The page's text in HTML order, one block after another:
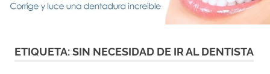
con
y
ETIQUETA:SIN NECESIDAD DE IR AL DENTISTA